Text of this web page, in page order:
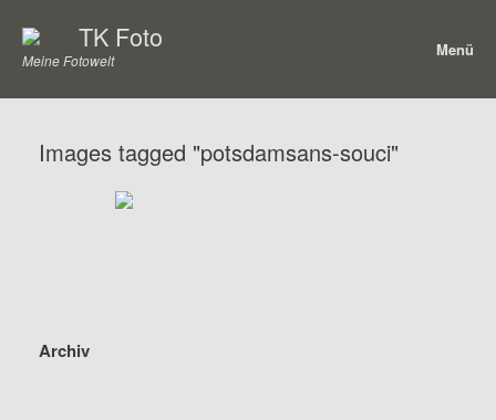
Inhalt
springen
TK Foto
Meine Fotowelt
Menü
Images tagged "potsdamsans-souci"
Archiv